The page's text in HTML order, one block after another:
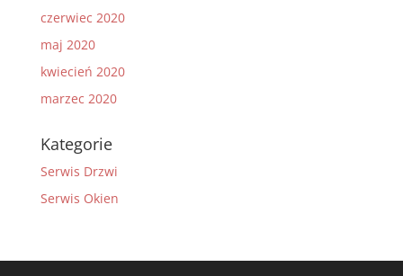
czerwiec 2020
maj 2020
kwiecień 2020
marzec 2020
Kategorie
Serwis Drzwi
Serwis Okien